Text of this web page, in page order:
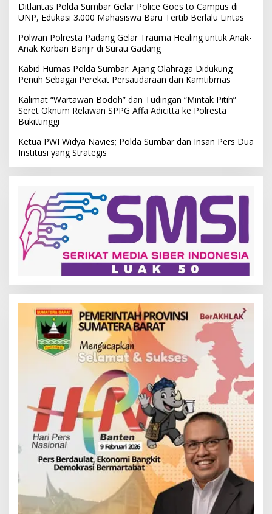
Ditlantas Polda Sumbar Gelar Police Goes to Campus di
UNP, Edukasi 3.000 Mahasiswa Baru Tertib Berlalu Lintas
Polwan Polresta Padang Gelar Trauma Healing untuk Anak-
Anak Korban Banjir di Surau Gadang
Kabid Humas Polda Sumbar: Ajang Olahraga Didukung
Penuh Sebagai Perekat Persaudaraan dan Kamtibmas
Kalimat “Wartawan Bodoh” dan Tudingan “Mintak Pitih”
Seret Oknum Relawan SPPG Affa Adicitta ke Polresta
Bukittinggi
Ketua PWI Widya Navies; Polda Sumbar dan Insan Pers Dua
Institusi yang Strategis